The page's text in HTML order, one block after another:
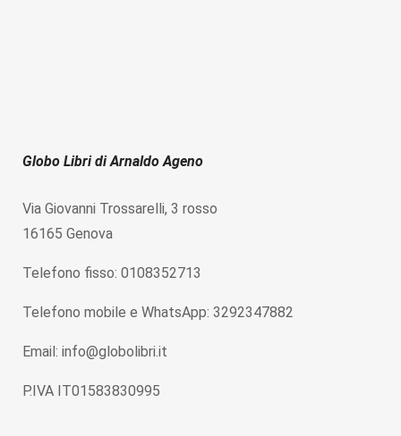
Globo Libri di Arnaldo Ageno
Via Giovanni Trossarelli, 3 rosso
16165 Genova
Telefono fisso: 0108352713
Telefono mobile e WhatsApp: 3292347882
Email: info@globolibri.it
P.IVA IT01583830995